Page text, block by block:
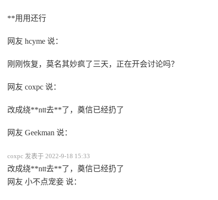
**用用还行
网友 hcyme 说：
刚刚恢复，莫名其妙疯了三天，正在开会讨论吗？
网友 coxpc 说：
改成绕**ntt去**了，奠信已经扔了
网友 Geekman 说：
coxpc 发表于 2022-9-18 15:33
改成绕**ntt去**了，奠信已经扔了
网友 小不点宠妾 说：